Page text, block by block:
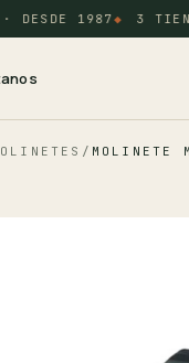
DESDE 1987 3
/ MOLINETE